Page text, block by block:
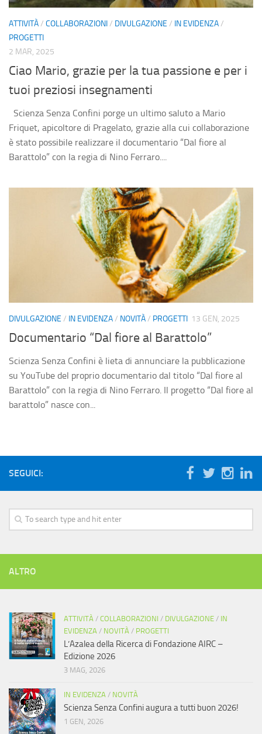
ATTIVITÀ/ COLLABORAZIONI/ DIVULGAZIONE / IN EVIDENZA/
PROGETTI
2 MAR, 2025
Ciao Mario, grazie per la tua passione e per i
tuoi preziosi insegnamenti
Scienza Senza Confini porge un ultimo saluto a Mario
Friquet, apicoltore di Pragelato, grazie alla cui collaborazione
è stato possibile realizzare il documentario “Dal fiore al
Barattolo” con la regia di Nino Ferraro....
DIVULGAZIONE / IN EVIDENZA/ NOVITÀ/ PROGETTI 13 GEN, 2025
Documentario “Dal fiore al Barattolo”
Scienza Senza Confini è lieta di annunciare la pubblicazione
su YouTube del proprio documentario dal titolo “Dal fiore al
Barattolo” con la regia di Nino Ferraro. Il progetto “Dal fiore al
barattolo” nasce con...
SEGUICI:
ALTRO
ATTIVITÀ / COLLABORAZIONI / DIVULGAZIONE / IN
EVIDENZA / NOVITÀ / PROGETTI
L’Azalea della Ricerca di Fondazione AIRC –
Edizione 2026
3 MAG, 2026
IN EVIDENZA / NOVITÀ
Scienza Senza Confini augura a tutti buon 2026!
1 GEN, 2026